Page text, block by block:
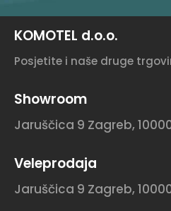
KOMOTEL d.o.o.
Posjetite i naše druge
Showroom
Jaruščica 9 Zagreb,
Veleprodaja
Jaruščica 9 Zagreb,